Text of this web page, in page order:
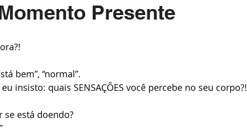
Auto cobrança
Presente
bem”, “normal”.
insisto: quais SENSAÇÕES você percebe no seu corpo?!
se está doendo?